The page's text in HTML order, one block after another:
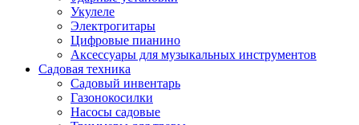
Укулеле
Электрогитары
Цифровые пианино
Аксессуары для музыкальных инструментов
Садовая техника
Садовый инвентарь
Газонокосилки
Насосы садовые